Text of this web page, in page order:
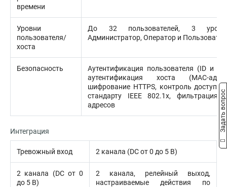
времени
Уровни
пользователя/
хоста
До 32 пользователей, 3
Администратор, Оператор и
Безопасность
Аутентификация пользователя (ID и
аутентификация хоста (MAC-
шифрование HTTPS, контроль доступа
стандарту IEEE 802.1x, фильтрация
адресов
Интеграция
Тревожный вход 2 канала (DC от 0 до 5 В)
2 канала (DC от 0
до 5 В)
2 канала, релейный выход,
настраиваемые действия по
Задать вопрос